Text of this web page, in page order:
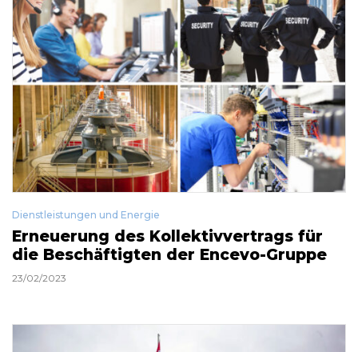
Dienstleistungen und Energie
Erneuerung des Kollektivvertrags für
die Beschäftigten der Encevo-Gruppe
23/02/2023